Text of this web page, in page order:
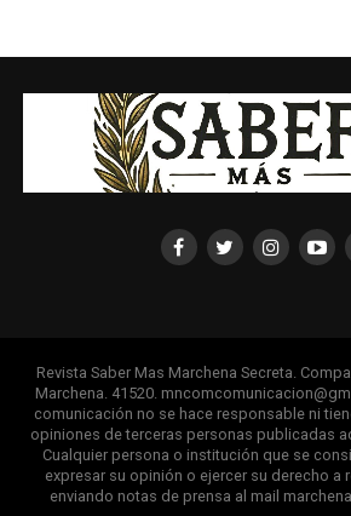
Revista Saber Mas Marchena Secreta.
Marchena. 41520.
comunicación no se hace responsable ni
opiniones de terceras personas publicadas
Cualquier persona o institución que se
expresar su opinión o ejercer su derecho a
enviando notas de prensa al mail